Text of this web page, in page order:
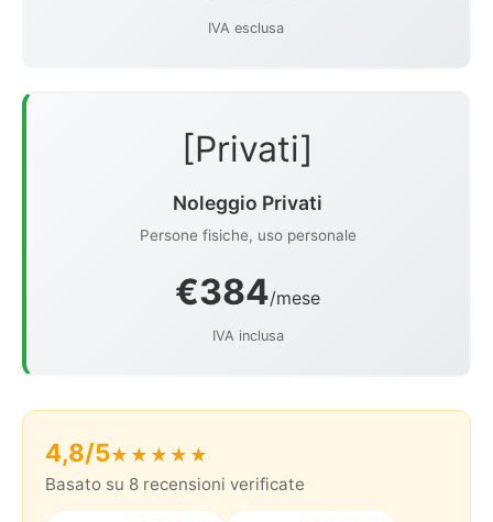
IVA esclusa
[Privati]
Noleggio Privati
Persone fisiche, uso personale
€384/mese
IVA inclusa
4,8/5★★★★★
Basato su 8 recensioni verificate